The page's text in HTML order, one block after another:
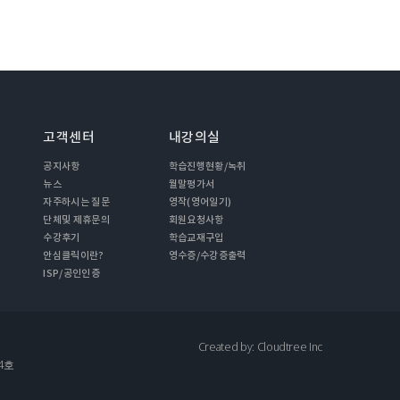
고객센터
공지사항
뉴스
자주하시는 질문
단체및 제휴문의
수강후기
안심클릭이란?
ISP/공인인증
내강의실
학습진행현황/녹취
월말평가서
영작(영어일기)
회원요청사항
학습교재구입
영수증/수강증출력
호
Created by: Cloudtree Inc